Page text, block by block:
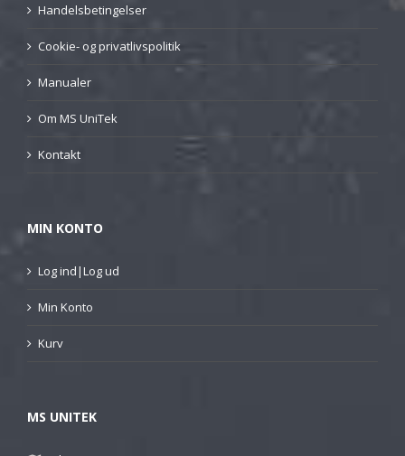
Handelsbetingelser
Cookie- og privatlivspolitik
Manualer
Om MS UniTek
Kontakt
MIN KONTO
Log ind|Log ud
Min Konto
Kurv
MS UNITEK